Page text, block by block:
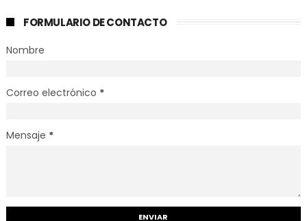
FORMULARIO DE CONTACTO
Nombre
Correo electrónico *
Mensaje *